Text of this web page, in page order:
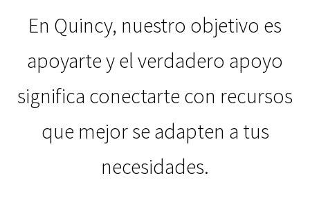
En Quincy, nuestro objetivo es
apoyarte y el verdadero apoyo
significa conectarte con recursos
que mejor se adapten a tus
necesidades.